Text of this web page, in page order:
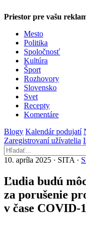
Priestor pre vašu
Mesto
Politika
Spoločnosť
Kultúra
Šport
Rozhovory
Slovensko
Svet
Recepty
Komentáre
Blogy Kalendár podujatí
Zaregistrovaní užívatelia
10. apríla 2025 · SITA ·
Ľudia budú
za porušenie
v čase COVID-